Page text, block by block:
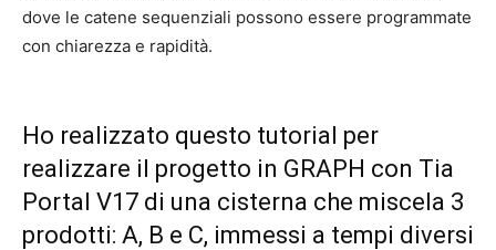
dove le catene sequenziali possono essere programmate
con chiarezza e rapidità.
Ho realizzato questo tutorial per
realizzare il progetto in GRAPH con Tia
Portal V17 di una cisterna che miscela 3
prodotti: A, B e C, immessi a tempi diversi